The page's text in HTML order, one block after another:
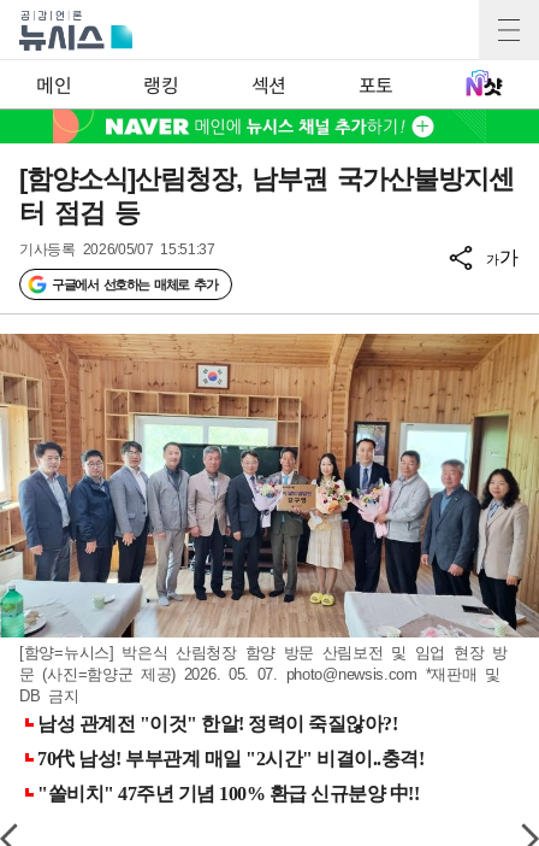
메인 랭킹 섹션 포토
[함양소식]산림청장, 남부권 국가산불방지센
터 점검 등
기사등록 2026/05/07 15:51:37
구글에서 선호하는 매체로 추가
가가
[함양=뉴시스] 박은식 산림청장 함양 방문 산림보전 및 임업 현장 방
문 (사진=함양군 제공) 2026. 05. 07. photo@newsis.com *재판매 및
DB 금지